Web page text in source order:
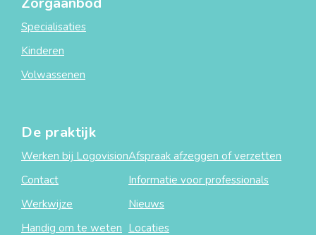
Specialisaties
Kinderen
Volwassenen
De praktijk
Werken bij Logovision
Contact
Werkwijze
Handig om te weten
Afspraak afzeggen of verzetten
Informatie voor professionals
Nieuws
Locaties